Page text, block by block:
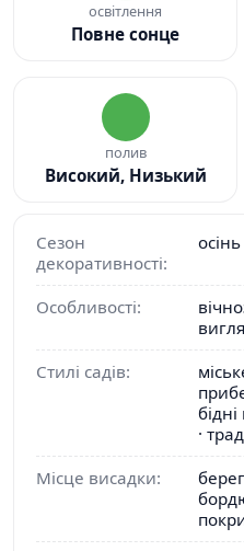
освітлення
Повне сонце
полив
Високий, Низький
Сезон
декоративності:
Особливості:
Стилі садів:
·
Місце висадки: